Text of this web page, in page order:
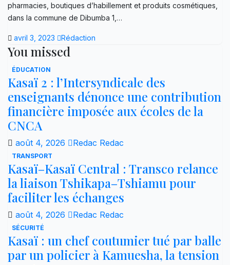
pharmacies, boutiques d’habillement et produits cosmétiques,
dans la commune de Dibumba 1,…
avril 3, 2023 Rédaction
You missed
ÉDUCATION
Kasaï 2 : l’Intersyndicale des
enseignants dénonce une contribution
financière imposée aux écoles de la
CNCA
août 4, 2026 Redac Redac
TRANSPORT
Kasaï–Kasaï Central : Transco relance
la liaison Tshikapa–Tshiamu pour
faciliter les échanges
août 4, 2026 Redac Redac
SÉCURITÉ
Kasaï : un chef coutumier tué par balle
par un policier à Kamuesha, la tension